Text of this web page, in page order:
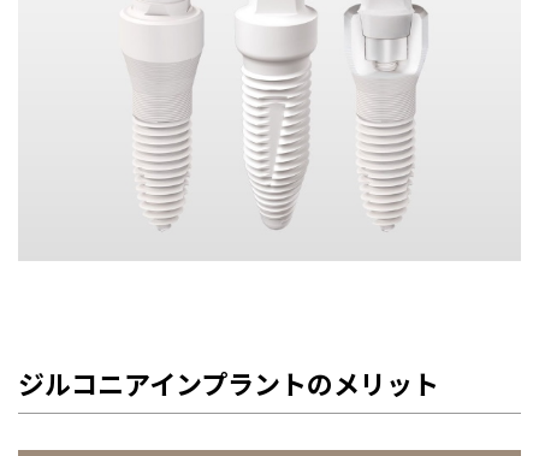
ジルコニアインプラントのメリット